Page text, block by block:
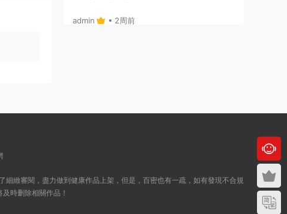
admin • 2周前
來源： 《Here U Are》D君創作 PDF電子漫畫資源
緻審閱，盡力做到健康作品上架，但是，百密也有一疏，如有發現不合規
時删除相關作品！